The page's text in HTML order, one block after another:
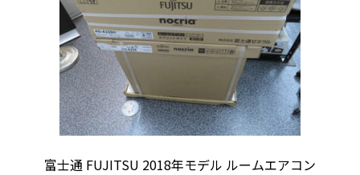
富士通 FUJITSU 2018年モデル ルームエアコン